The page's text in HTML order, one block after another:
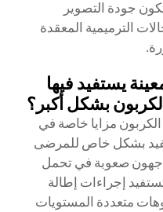
جودة التصوير
الترميمية المعقدة
يستفيد فيها
بشكل أكبر؟
مزايا خاصة في
بشكل خاص للمرضى
صعوبة في تحمل
إجراءات إطالة
متعددة المستويات